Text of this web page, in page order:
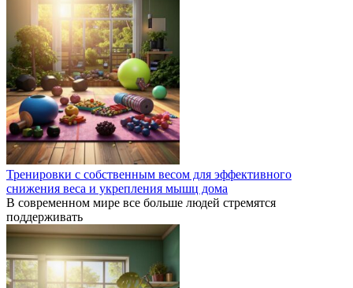
Тренировки с собственным весом для эффективного
снижения веса и укрепления мышц дома
В современном мире все больше людей стремятся
поддерживать